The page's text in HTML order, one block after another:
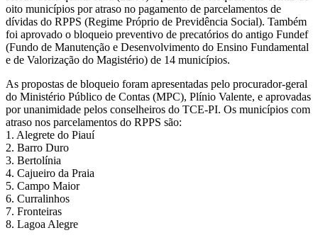
oito municípios por atraso no pagamento de parcelamentos de
dívidas do RPPS (Regime Próprio de Previdência Social). Também
foi aprovado o bloqueio preventivo de precatórios do antigo Fundef
(Fundo de Manutenção e Desenvolvimento do Ensino Fundamental
e de Valorização do Magistério) de 14 municípios.
As propostas de bloqueio foram apresentadas pelo procurador-geral
do Ministério Público de Contas (MPC), Plínio Valente, e aprovadas
por unanimidade pelos conselheiros do TCE-PI. Os municípios com
atraso nos parcelamentos do RPPS são:
1. Alegrete do Piauí
2. Barro Duro
3. Bertolínia
4. Cajueiro da Praia
5. Campo Maior
6. Curralinhos
7. Fronteiras
8. Lagoa Alegre